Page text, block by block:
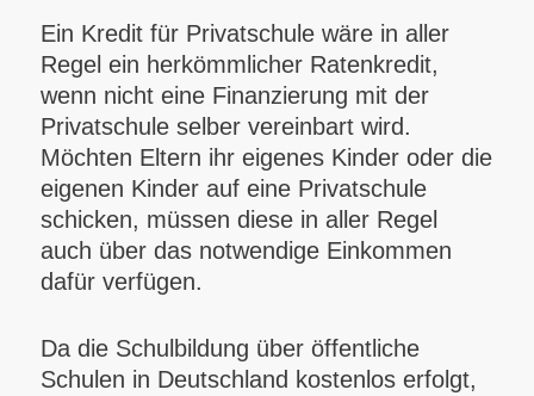
Ein Kredit für Privatschule wäre in aller
Regel ein herkömmlicher Ratenkredit,
wenn nicht eine Finanzierung mit der
Privatschule selber vereinbart wird.
Möchten Eltern ihr eigenes Kinder oder die
eigenen Kinder auf eine Privatschule
schicken, müssen diese in aller Regel
auch über das notwendige Einkommen
dafür verfügen.
Da die Schulbildung über öffentliche
Schulen in Deutschland kostenlos erfolgt,